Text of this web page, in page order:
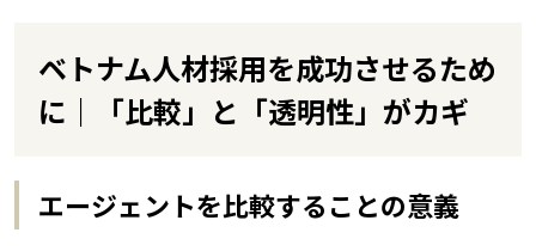
ベトナム人材採用を成功させるため
に｜「比較」と「透明性」がカギ
エージェントを比較することの意義